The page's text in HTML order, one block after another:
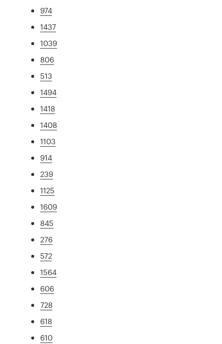
974
1437
1039
806
513
1494
1418
1408
1103
914
239
1125
1609
845
276
572
1564
606
728
618
610